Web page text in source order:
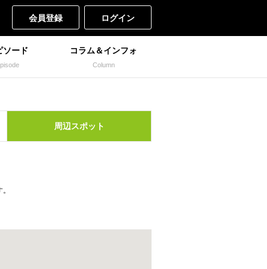
会員登録 ログイン
ソード コラム＆インフォ
Column
周辺 スポット